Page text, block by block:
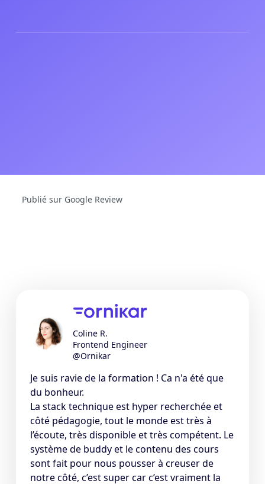
Publié sur Google Review
Coline R.
Frontend Engineer
@Ornikar
Je suis ravie de la formation ! Ca n'a été que
du bonheur.
La stack technique est hyper recherchée et
côté pédagogie, tout le monde est très à
l’écoute, très disponible et très compétent. Le
système de buddy et le contenu des cours
sont fait pour nous pousser à creuser de
notre côté, c’est super car c’est vraiment la